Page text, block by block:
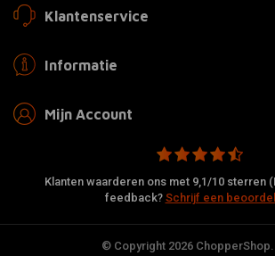
Klantenservice
Informatie
Mijn Account
Klanten waarderen ons met 9,1/10 sterren
feedback? Schrijf een
© Copyright 2026